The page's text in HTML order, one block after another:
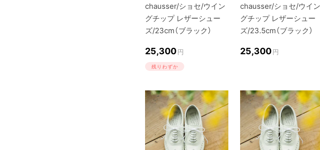
chausser/ショセ/ウイン
グチップ レザーシュー
ズ/23cm（ブラック）
25,300円
残りわずか
chausser/ショセ/ウイン
グチップ レザーシュー
ズ/23.5cm（ブラック）
25,300円